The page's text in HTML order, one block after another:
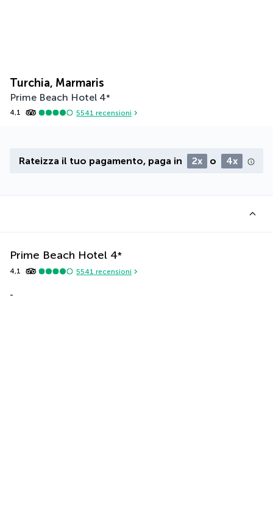
Turchia, Marmaris
Prime Beach Hotel 4*
4,1 5541 recensioni
Rateizza il tuo pagamento, paga in 2x o 4x
Prime Beach Hotel 4*
4,1 5541 recensioni
-